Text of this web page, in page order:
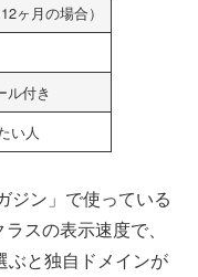
ヶ月の場合）
ル付き
い人
ジン」で使っている
スの表示速度で、
ぶと独自ドメインが